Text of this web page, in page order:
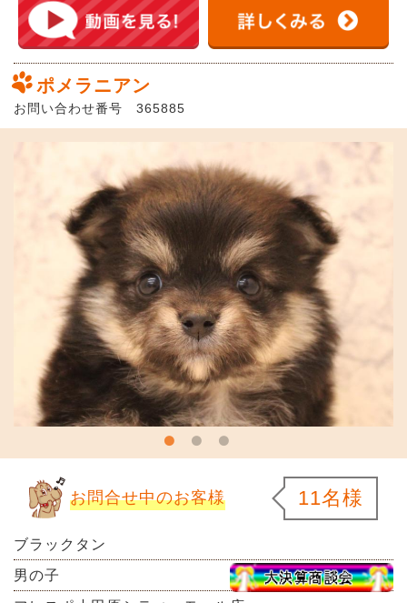
ポメラニアン
お問い合わせ番号 365885
お問合せ中のお客様 11名様
ブラックタン
男の子